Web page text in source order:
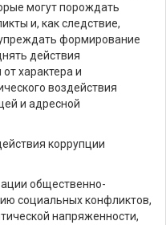
могут порождать
и, как следствие,
формирование
действия
характера и
воздействия
и адресной
коррупции
общественно-
социальных конфликтов,
напряженности,